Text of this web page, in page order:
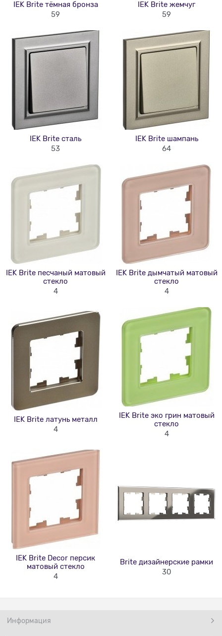
IEK Brite тёмная бронза
59
IEK Brite жемчуг
59
IEK Brite сталь
53
IEK Brite шампань
64
IEK Brite песчаный матовый
стекло
4
IEK Brite дымчатый матовый
стекло
4
IEK Brite латунь металл
4
IEK Brite эко грин матовый
стекло
4
IEK Brite Decor персик
матовый стекло
4
Brite дизайнерские рамки
30
Информация